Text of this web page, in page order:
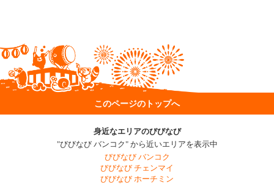
このページのトップへ
身近なエリアのびびなび
"びびなび バンコク" から近いエリアを表示中
びびなび バンコク
びびなび チェンマイ
びびなび ホーチミン